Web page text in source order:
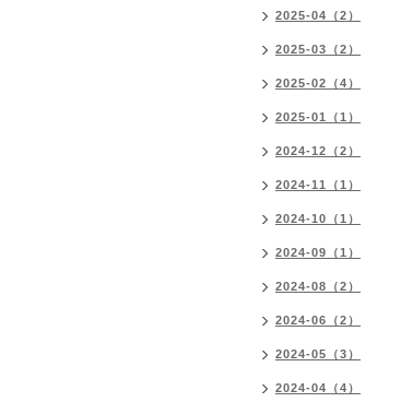
2025-04（2）
2025-03（2）
2025-02（4）
2025-01（1）
2024-12（2）
2024-11（1）
2024-10（1）
2024-09（1）
2024-08（2）
2024-06（2）
2024-05（3）
2024-04（4）